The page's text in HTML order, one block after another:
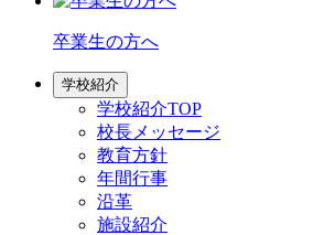
卒業生の方へ
学校紹介
学校紹介TOP
校長メッセージ
教育方針
年間行事
沿革
施設紹介